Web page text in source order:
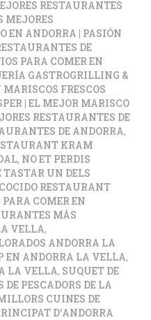
RESTAURANTES
MEJORES
EN ANDORRA | PASIÓN
DE
PARA COMER EN
GASTROGRILLING &
FRESCOS
| EL MEJOR MARISCO
RESTAURANTES DE
DE ANDORRA,
KRAM
, NO ET PERDIS
UN DELS
RESTAURANT
COMER EN
MÁS
VELLA,
ANDORRA LA
EN ANDORRA LA VELLA,
LA VELLA, SUQUET DE
PESCADORS DE LA
CUINES DE
D'ANDORRA